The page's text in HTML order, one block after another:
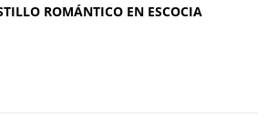
ROMÁNTICO EN ESCOCIA